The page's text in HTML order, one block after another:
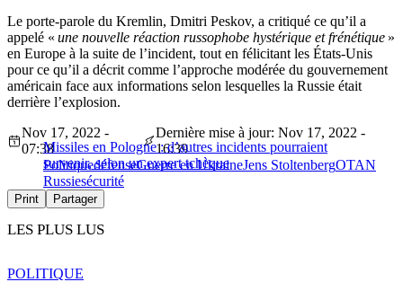
Le porte-parole du Kremlin, Dmitri Peskov, a critiqué ce qu’il a
appelé « une nouvelle réaction russophobe hystérique et frénétique »
en Europe à la suite de l’incident, tout en félicitant les États-Unis
pour ce qu’il a décrit comme l’approche modérée du gouvernement
américain face aux informations selon lesquelles la Russie était
derrière l’explosion.
Missiles en Pologne : d’autres incidents pourraient
survenir, selon un expert tchèque
Nov 17, 2022 -
07:38
Dernière mise à jour: Nov 17, 2022 -
16:39
PolitiquedéfenseGuerre en UkraineJens StoltenbergOTAN
Russiesécurité
Print Partager
LES PLUS LUS
POLITIQUE